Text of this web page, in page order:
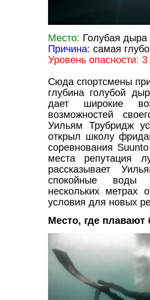
Место: Голубая дыра
Причина: самая
Уровень опасности: 3
Сюда спортсмены
глубина голубой
дает широкие
возможностей
Уильям Трубридж
открыл школу
соревнования
места репутация
рассказывает
спокойные воды
нескольких метрах
условия для новых
Место, где